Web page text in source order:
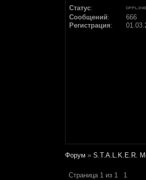
Статус:
Сообщений:
666
Регистрация:
Форум » S.T.A.L.K.E.R.
Страница 1 из 1 1